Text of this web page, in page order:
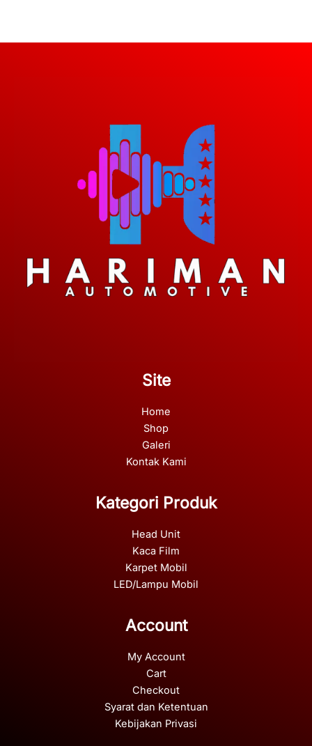
Site
Home
Shop
Galeri
Kontak Kami
Kategori Produk
Head Unit
Kaca Film
Karpet Mobil
LED/Lampu Mobil
Account
My Account
Cart
Checkout
Syarat dan Ketentuan
Kebijakan Privasi